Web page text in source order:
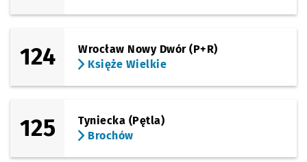
124
Wrocław Nowy Dwór (P+R)
Księże Wielkie
125
Tyniecka (Pętla)
Brochów